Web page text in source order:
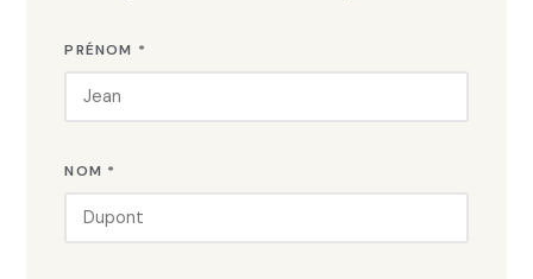
PRÉNOM *
NOM *